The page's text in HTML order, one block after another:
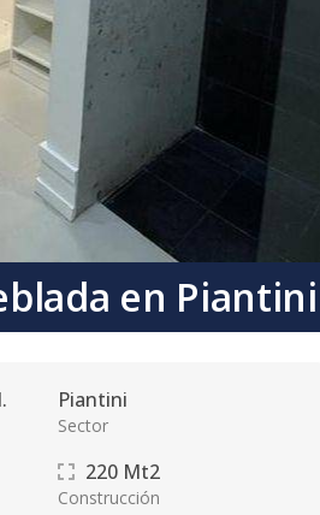
en Piantini
Piantini
Sector
220 Mt2
Construcción